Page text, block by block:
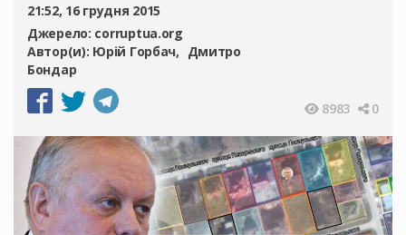
21:52, 16 грудня 2015
Джерело: corruptua.org
Автор(и): Юрій Горбач
Дмитро
Бондар
8983 0